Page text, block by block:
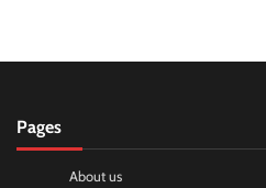
Pages
About us